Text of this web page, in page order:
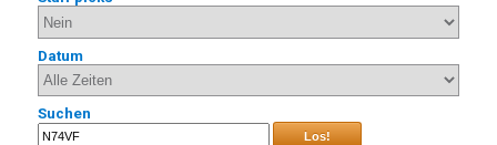
Datum
Suchen
Los!